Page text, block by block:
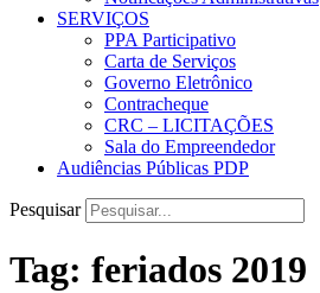
SERVIÇOS
PPA Participativo
Carta de Serviços
Governo Eletrônico
Contracheque
CRC – LICITAÇÕES
Sala do Empreendedor
Audiências Públicas PDP
Pesquisar
Tag: feriados 2019